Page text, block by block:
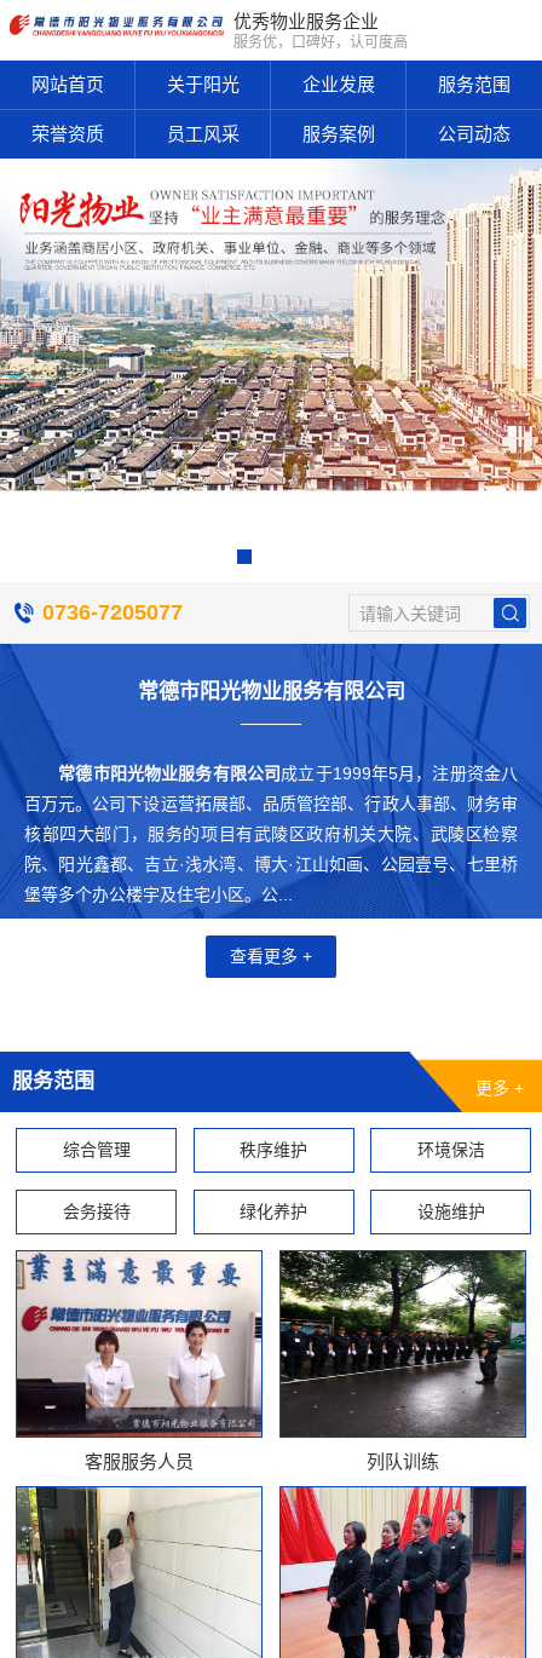
优秀物业服务企业
服务优，口碑好，认可度高
网站首页 关于阳光 企业发展 服务范围
荣誉资质 员工风采 服务案例 公司动态
0736-7205077 请输入关键词
常德市阳光物业服务有限公司
常德市阳光物业服务有限公司成立于1999年5月，注册资金八
百万元。公司下设运营拓展部、品质管控部、行政人事部、财务审
核部四大部门，服务的项目有武陵区政府机关大院、武陵区检察
院、阳光鑫都、吉立·浅水湾、博大·江山如画、公园壹号、七里桥
堡等多个办公楼宇及住宅小区。公...
查看更多 +
服务范围 更多 +
综合管理 秩序维护 环境保洁
会务接待 绿化养护 设施维护
客服服务人员 列队训练